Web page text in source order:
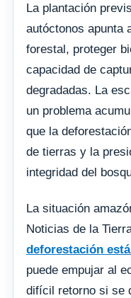
La plantación
autóctonos apunta
forestal, proteger
capacidad de
degradadas. La
un problema
que la
de tierras y la
integridad del
La situación
Noticias de la
deforestación
puede empujar al
difícil retorno si se